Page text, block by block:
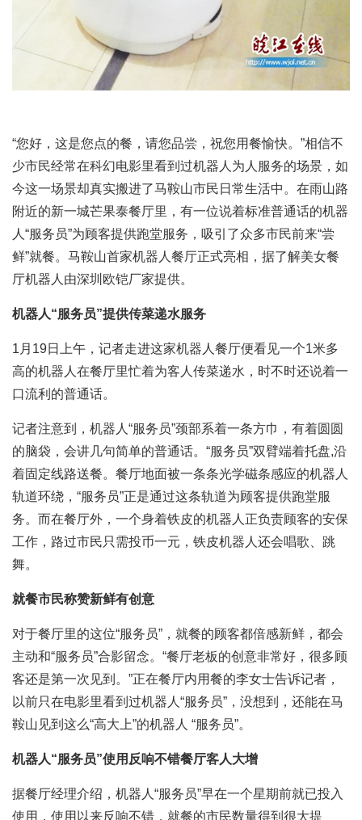
“您好，这是您点的餐，请您品尝，祝您用餐愉快。”相信不
少市民经常在科幻电影里看到过机器人为人服务的场景，如
今这一场景却真实搬进了马鞍山市民日常生活中。在雨山路
附近的新一城芒果泰餐厅里，有一位说着标准普通话的机器
人“服务员”为顾客提供跑堂服务，吸引了众多市民前来“尝
鲜”就餐。马鞍山首家机器人餐厅正式亮相，据了解美女餐
厅机器人由深圳欧铠厂家提供。
机器人“服务员”提供传菜递水服务
1月19日上午，记者走进这家机器人餐厅便看见一个1米多
高的机器人在餐厅里忙着为客人传菜递水，时不时还说着一
口流利的普通话。
记者注意到，机器人“服务员”颈部系着一条方巾，有着圆圆
的脑袋，会讲几句简单的普通话。“服务员”双臂端着托盘,沿
着固定线路送餐。餐厅地面被一条条光学磁条感应的机器人
轨道环绕，“服务员”正是通过这条轨道为顾客提供跑堂服
务。而在餐厅外，一个身着铁皮的机器人正负责顾客的安保
工作，路过市民只需投币一元，铁皮机器人还会唱歌、跳
舞。
就餐市民称赞新鲜有创意
对于餐厅里的这位“服务员”，就餐的顾客都倍感新鲜，都会
主动和“服务员”合影留念。“餐厅老板的创意非常好，很多顾
客还是第一次见到。”正在餐厅内用餐的李女士告诉记者，
以前只在电影里看到过机器人“服务员”，没想到，还能在马
鞍山见到这么“高大上”的机器人 “服务员”。
机器人“服务员”使用反响不错餐厅客人大增
据餐厅经理介绍，机器人“服务员”早在一个星期前就已投入
使用，使用以来反响不错，就餐的市民数量得到很大提